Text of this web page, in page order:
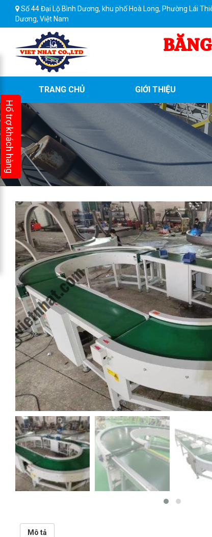
Số 44 Đại Lộ Bình Dương, khu phố Hoà Long, Phường Lái
Dương, Việt Nam
TRANG CHỦ GIỚI THIỆU
Mô tả
Hổ trợ khách hàng